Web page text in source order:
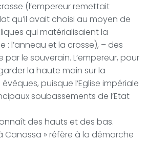
(l’empereur remettait
qu’il avait choisi au moyen de
qui matérialisaient la
l’anneau et la crosse), – des
par le souverain. L’empereur, pour
la haute main sur la
puisque l’Eglise impériale
soubassements de l’Etat
des hauts et des bas.
Canossa » réfère à la démarche